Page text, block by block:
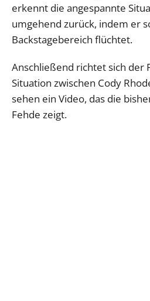
erkennt die angespannte
umgehend zurück, indem er
Backstagebereich flüchtet.
Anschließend richtet sich der
Situation zwischen Cody
sehen ein Video, das die
Fehde zeigt.